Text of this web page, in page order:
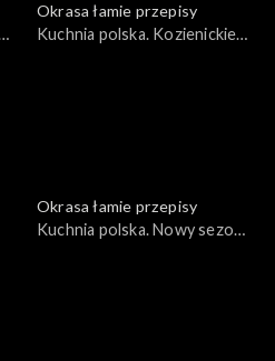
Okrasa łamie przepisy
Kuchnia polska. Kozienickie
Okrasa łamie przepisy
Kuchnia polska. Nowy sezon